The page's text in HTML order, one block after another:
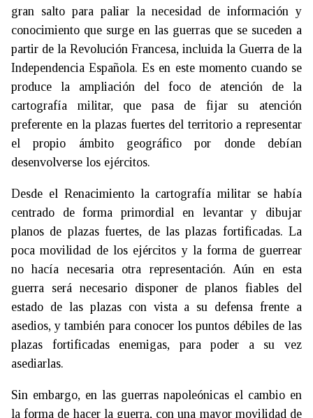
gran salto para paliar la necesidad de información y
conocimiento que surge en las guerras que se suceden a
partir de la Revolución Francesa, incluida la Guerra de la
Independencia Española. Es en este momento cuando se
produce la ampliación del foco de atención de la
cartografía militar, que pasa de fijar su atención
preferente en la plazas fuertes del territorio a representar
el propio ámbito geográfico por donde debían
desenvolverse los ejércitos.
Desde el Renacimiento la cartografía militar se había
centrado de forma primordial en levantar y dibujar
planos de plazas fuertes, de las plazas fortificadas. La
poca movilidad de los ejércitos y la forma de guerrear
no hacía necesaria otra representación. Aún en esta
guerra será necesario disponer de planos fiables del
estado de las plazas con vista a su defensa frente a
asedios, y también para conocer los puntos débiles de las
plazas fortificadas enemigas, para poder a su vez
asediarlas.
Sin embargo, en las guerras napoleónicas el cambio en
la forma de hacer la guerra, con una mayor movilidad de